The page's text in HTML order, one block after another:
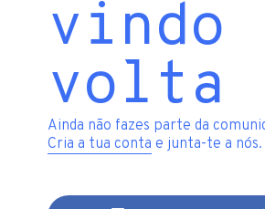
vindo
volta
Ainda não fazes parte da
Cria a tua conta e junta-te a nós.